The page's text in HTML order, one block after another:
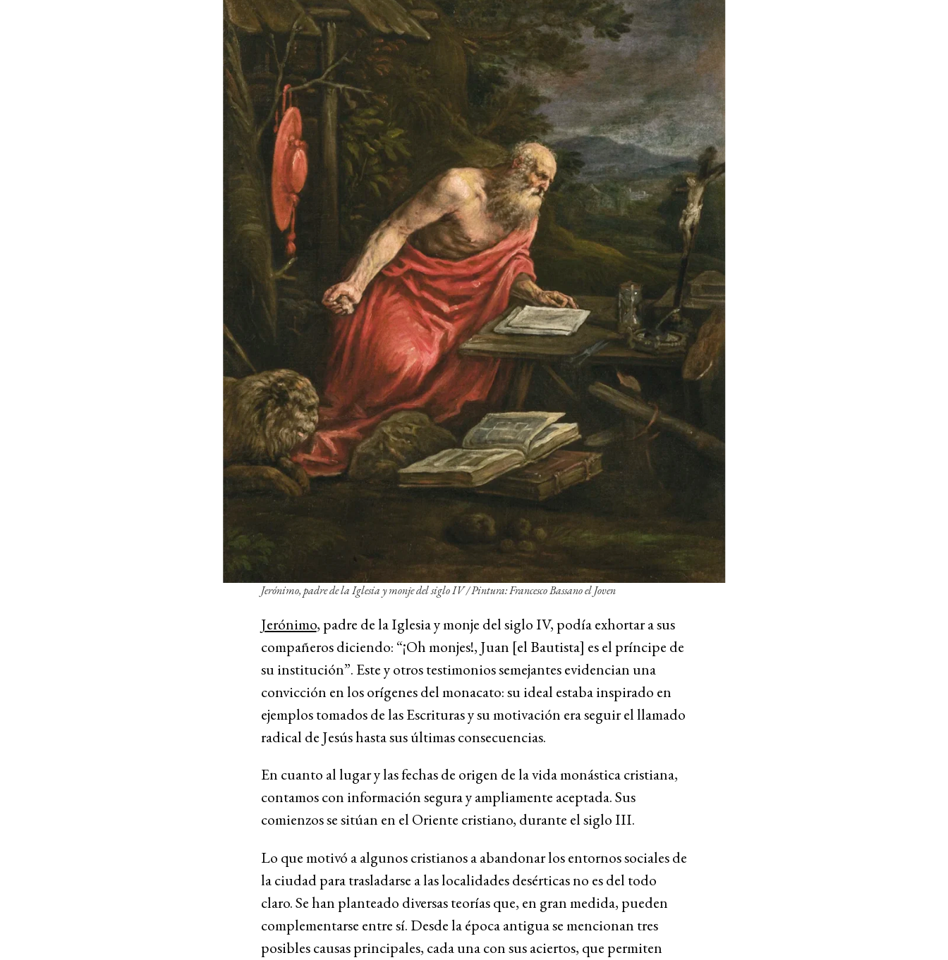
Jerónimo, padre de la Iglesia y monje del siglo IV / Pintura: Francesco Bassano el Joven
Jerónimo, padre de la Iglesia y monje del siglo IV, podía exhortar a sus
compañeros diciendo: “¡Oh monjes!, Juan [el Bautista] es el príncipe de
su institución”. Este y otros testimonios semejantes evidencian una
convicción en los orígenes del monacato: su ideal estaba inspirado en
ejemplos tomados de las Escrituras y su motivación era seguir el llamado
radical de Jesús hasta sus últimas consecuencias.
En cuanto al lugar y las fechas de origen de la vida monástica cristiana,
contamos con información segura y ampliamente aceptada. Sus
comienzos se sitúan en el Oriente cristiano, durante el siglo III.
Lo que motivó a algunos cristianos a abandonar los entornos sociales de
la ciudad para trasladarse a las localidades desérticas no es del todo
claro. Se han planteado diversas teorías que, en gran medida, pueden
complementarse entre sí. Desde la época antigua se mencionan tres
posibles causas principales, cada una con sus aciertos, que permiten